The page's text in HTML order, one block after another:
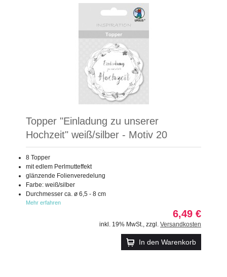
Topper "Einladung zu unserer
Hochzeit" weiß/silber - Motiv 20
8 Topper
mit edlem Perlmutteffekt
glänzende Folienveredelung
Farbe: weiß/silber
Durchmesser ca. ø 6,5 - 8 cm
Mehr erfahren
6,49 €
inkl. 19% MwSt. zzgl. Versandkosten
In den Warenkorb